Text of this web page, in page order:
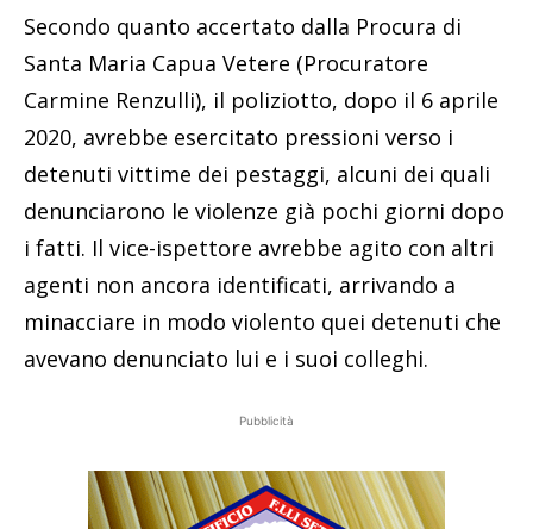
Secondo quanto accertato dalla Procura di
Santa Maria Capua Vetere (Procuratore
Carmine Renzulli), il poliziotto, dopo il 6 aprile
2020, avrebbe esercitato pressioni verso i
detenuti vittime dei pestaggi, alcuni dei quali
denunciarono le violenze già pochi giorni dopo
i fatti. Il vice-ispettore avrebbe agito con altri
agenti non ancora identificati, arrivando a
minacciare in modo violento quei detenuti che
avevano denunciato lui e i suoi colleghi.
Pubblicità